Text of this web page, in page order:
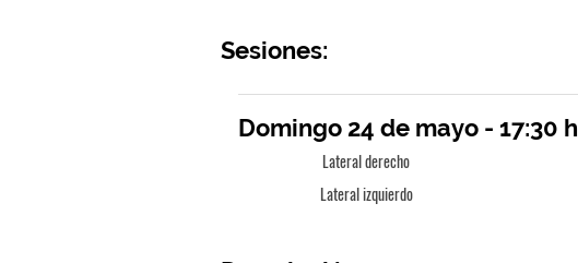
Sesiones:
Domingo 24 de mayo - 17:30 h
Lateral derecho
Lateral izquierdo